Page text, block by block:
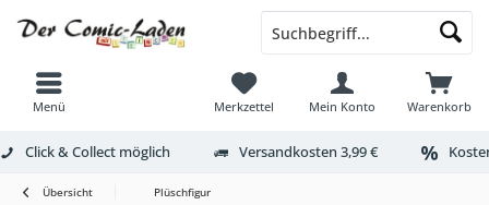
Menü Warenkorb
Merkzettel Mein Konto
Click & Collect möglich Versandkosten 3,99 €
Übersicht Plüschfigur